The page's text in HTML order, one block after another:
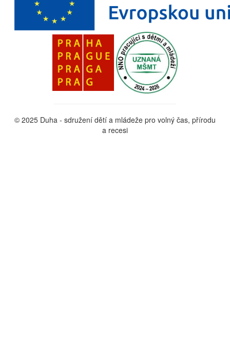
© 2025 Duha - sdružení dětí a mládeže pro volný čas, přírodu
a recesi